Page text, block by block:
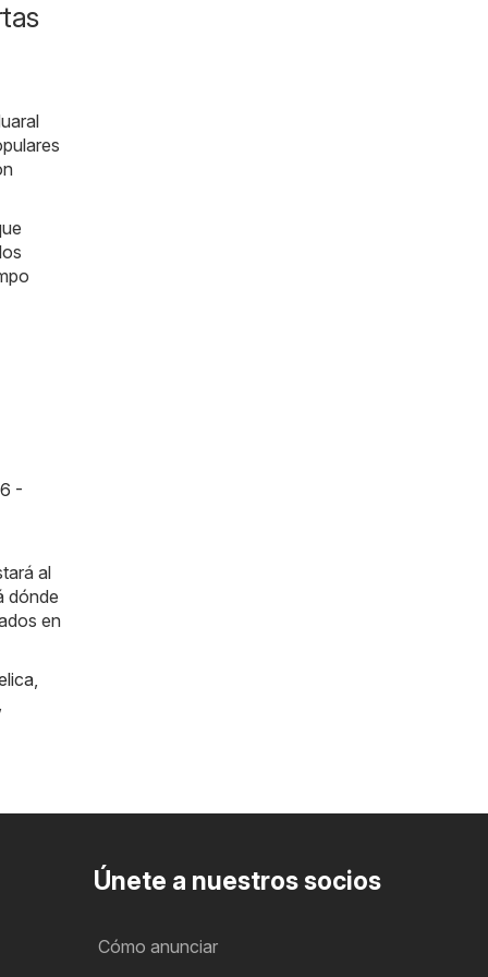
-
al
dónde
en
,
Únete a nuestros socios
Cómo anunciar